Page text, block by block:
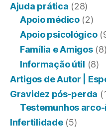
Ajuda prática (28)
Apoio médico(2)
Apoio psicológico
Família e Amigos(8)
Informação útil (8)
Artigos de Autor |
Gravidez pós-perda
Testemunhos
Infertilidade(5)